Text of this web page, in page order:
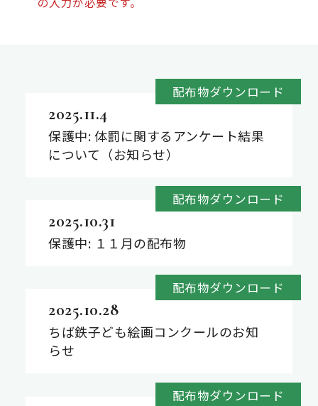
配布物ダウンロード
2025.11.4
保護中: 体罰に関するアンケート結果
について（お知らせ）
配布物ダウンロード
2025.10.31
保護中: １１月の配布物
配布物ダウンロード
2025.10.28
ちば鉄子ども絵画コンクールのお知
らせ
配布物ダウンロード